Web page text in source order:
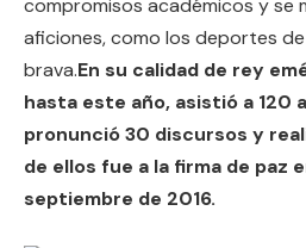
aficiones, como los deportes
brava.En su calidad de rey
hasta este año, asistió a 120
pronunció 30 discursos y
de ellos fue a la firma de paz
septiembre de 2016.